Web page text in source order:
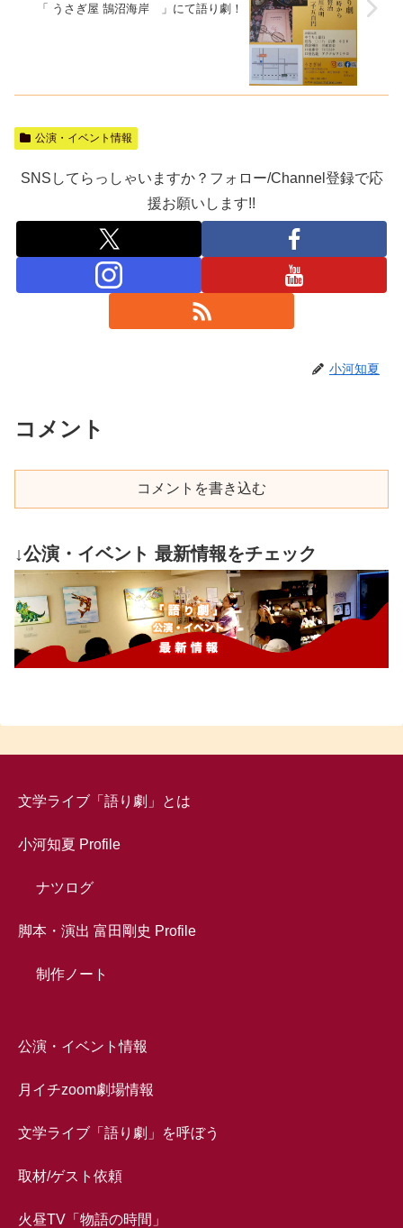
「 うさぎ屋 鵠沼海岸 」にて語り劇！
公演・イベント情報
SNSしてらっしゃいますか？フォロー/Channel登録で応
援お願いします!!
小河知夏
コメント
コメントを書き込む
↓公演・イベント 最新情報をチェック
文学ライブ「語り劇」とは
小河知夏 Profile
ナツログ
脚本・演出 富田剛史 Profile
制作ノート
公演・イベント情報
月イチzoom劇場情報
文学ライブ「語り劇」を呼ぼう
取材/ゲスト依頼
火昼TV「物語の時間」